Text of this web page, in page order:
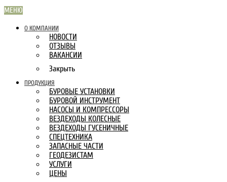
МЕНЮ
О КОМПАНИИ
НОВОСТИ
ОТЗЫВЫ
ВАКАНСИИ
Закрыть
ПРОДУКЦИЯ
БУРОВЫЕ УСТАНОВКИ
БУРОВОЙ ИНСТРУМЕНТ
НАСОСЫ И КОМПРЕССОРЫ
ВЕЗДЕХОДЫ КОЛЕСНЫЕ
ВЕЗДЕХОДЫ ГУСЕНИЧНЫЕ
СПЕЦТЕХНИКА
ЗАПАСНЫЕ ЧАСТИ
ГЕОДЕЗИСТАМ
УСЛУГИ
ЦЕНЫ